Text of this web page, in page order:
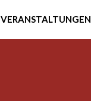
VERANSTALTUNGEN